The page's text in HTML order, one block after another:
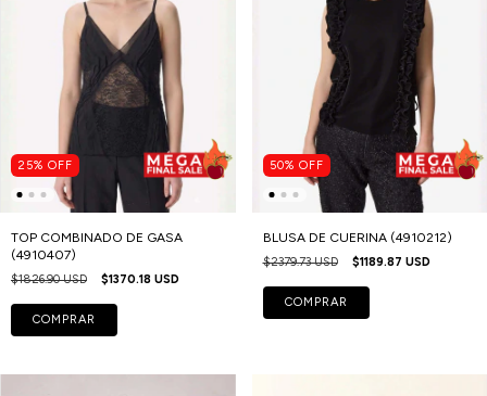
25% OFF
TOP COMBINADO DE GASA
(4910407)
$1826.90 USD $1370.18 USD
COMPRAR
50% OFF
BLUSA DE CUERINA (4910212)
$2379.73 USD $1189.87 USD
COMPRAR